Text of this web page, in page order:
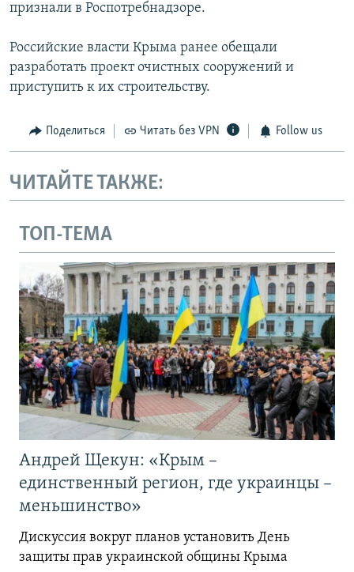
признали в Роспотребнадзоре.
Российские власти Крыма ранее обещали
разработать проект очистных сооружений и
приступить к их строительству.
Поделиться Читать без VPN Follow us
ЧИТАЙТЕ ТАКЖЕ:
ТОП-ТЕМА
Андрей Щекун: «Крым –
единственный регион, где украинцы –
меньшинство»
Дискуссия вокруг планов установить День
защиты прав украинской общины Крыма